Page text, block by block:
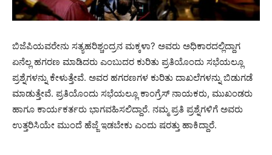
ಬಿಜೆಪಿಯವರೇನು ಸತ್ಯಹರಿಶ್ಚಂದ್ರನ ಮಕ್ಕಳಾ? ಅವರು ಅಧಿಕಾರದಲ್ಲಿದ್ದಾಗ
ಏನೆಲ್ಲ ಹಗರಣ ಮಾಡಿದರು ಎಂಬುದರ ಕುರಿತು ಪ್ರತಿಯೊಂದು ಸಭೆಯಲ್ಲೂ
ಪ್ರಶ್ನೆಗಳನ್ನು ಕೇಳುತ್ತೇವೆ. ಅವರ ಹಗರಣಗಳ ಕುರಿತು ದಾಖಲೆಗಳನ್ನು ಬಿಡುಗಡೆ
ಮಾಡುತ್ತೇವೆ. ಪ್ರತಿಯೊಂದು ಸಭೆಯಲ್ಲೂ ಕಾಂಗ್ರೆಸ್‌ ನಾಯಕರು, ಮುಖಂಡರು
ಹಾಗೂ ಕಾರ್ಯಕರ್ತರು ಭಾಗವಹಿಸಲಿದ್ದಾರೆ. ನಮ್ಮ ಪ್ರತಿ ಪ್ರಶ್ನೆಗಳಿಗೆ ಅವರು
ಉತ್ತರಿಸಿಯೇ ಮುಂದೆ ಹೆಜ್ಜೆ ಇಡಬೇಕು ಎಂದು ಷರತ್ತು ಹಾಕಿದ್ದಾರೆ.